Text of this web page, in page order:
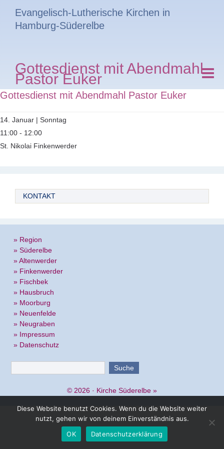
Evangelisch-Lutherische Kirchen in
Hamburg-Süderelbe
Gottesdienst mit Abendmahl
Pastor Euker
Gottesdienst mit Abendmahl Pastor Euker
14. Januar | Sonntag
11:00 - 12:00
St. Nikolai Finkenwerder
KONTAKT
» Region
» Süderelbe
» Altenwerder
» Finkenwerder
» Fischbek
» Hausbruch
» Moorburg
» Neuenfelde
» Neugraben
» Impressum
» Datenschutz
© 2026 · Kirche Süderelbe »
Diese Website benutzt Cookies. Wenn du die Website weiter
nutzt, gehen wir von deinem Einverständnis aus.
OK
Datenschutzerklärung